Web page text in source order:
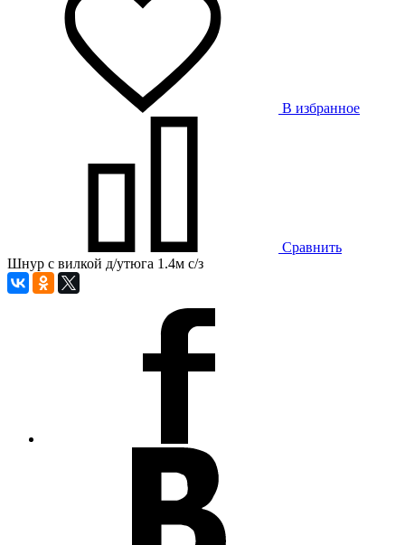
В избранное
Сравнить
Шнур с вилкой д/утюга 1.4м с/з